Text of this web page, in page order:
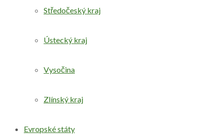
Středočeský kraj
Ústecký kraj
Vysočina
Zlínský kraj
Evropské státy